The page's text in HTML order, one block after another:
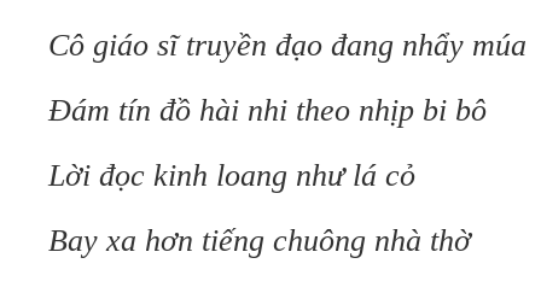
Cô giáo sĩ truyền đạo đang nhẩy múa
Đám tín đồ hài nhi theo nhịp bi bô
Lời đọc kinh loang như lá cỏ
Bay xa hơn tiếng chuông nhà thờ